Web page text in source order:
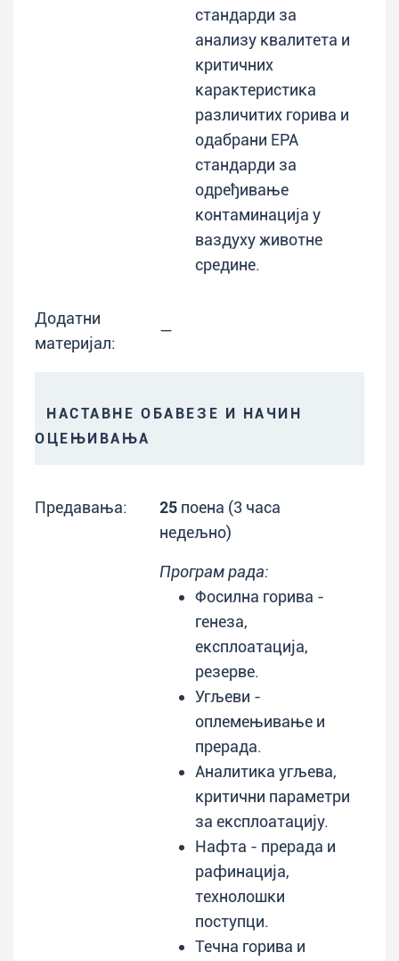
стандарди за
анализу квалитета и
критичних
карактеристика
различитих горива и
одабрани EPA
стандарди за
одређивање
контаминација у
ваздуху животне
средине.
Додатни
материјал:
—
НАСТАВНЕ ОБАВЕЗЕ И НАЧИН
ОЦЕЊИВАЊА
Предавања: 25 поена (3 часа
недељно)
Програм рада:
Фосилна горива -
генеза,
експлоатација,
резерве.
Угљеви -
оплемењивање и
прерада.
Аналитика угљева,
критични параметри
за експлоатацију.
Нафта - прерада и
рафинација,
технолошки
поступци.
Течна горива и